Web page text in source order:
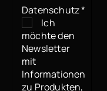
Datenschutz*
Ich
möchte den
Newsletter
mit
Informationen
zu Produkten,